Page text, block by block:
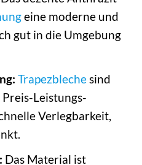
eine moderne und
gut in die Umgebung
Trapezblechesind
Leistungs-
Verlegbarkeit,
Das Material ist